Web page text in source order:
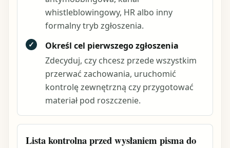
whistleblowingowy, HR albo inny
formalny tryb zgłoszenia.
✓
Określ cel pierwszego zgłoszenia
Zdecyduj, czy chcesz przede wszystkim
przerwać zachowania, uruchomić
kontrolę zewnętrzną czy przygotować
materiał pod roszczenie.
Lista kontrolna przed wysłaniem pisma do